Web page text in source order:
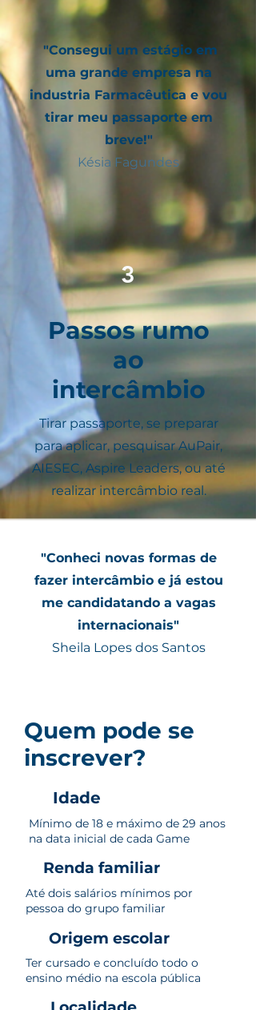
"Consegui um estágio em
uma grande empresa na
industria Farmacêutica e vou
tirar meu passaporte em
breve!"
Késia Fagundes
3
Passos rumo
ao
intercâmbio
Tirar passaporte, se preparar
para aplicar, pesquisar AuPair,
AIESEC, Aspire Leaders, ou até
realizar intercâmbio real.
"Conheci novas formas de
fazer intercâmbio e já estou
me candidatando a vagas
internacionais"
Sheila Lopes dos Santos
Quem pode se
inscrever?
Idade
Mínimo de 18 e máximo de 29 anos
na data inicial de cada Game
Renda familiar
Até dois salários mínimos por
pessoa do grupo familiar
Origem escolar
Ter cursado e concluído todo o
ensino médio na escola pública